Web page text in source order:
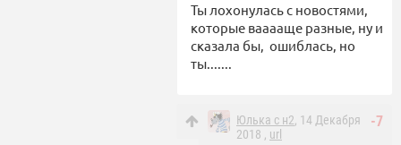
Ты лохонулась с новостями,
которые вааааще разные, ну и
сказала бы, ошиблась, но
ты.......
-7
Юлька с н2, 14 Декабря
2018 , url